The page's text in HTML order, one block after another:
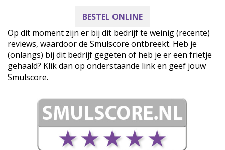
BESTEL ONLINE
Op dit moment zijn er bij dit bedrijf te weinig (recente)
reviews, waardoor de Smulscore ontbreekt. Heb je
(onlangs) bij dit bedrijf gegeten of heb je er een frietje
gehaald? Klik dan op onderstaande link en geef jouw
Smulscore.